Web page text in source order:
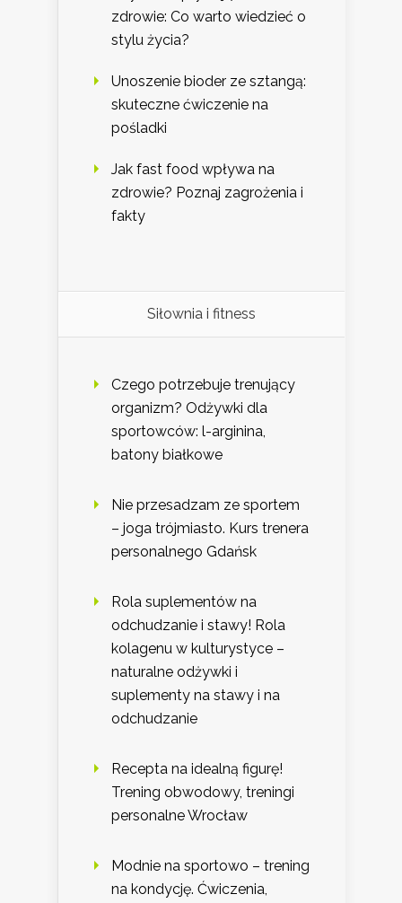
zdrowie: Co warto wiedzieć o
stylu życia?
Unoszenie bioder ze sztangą:
skuteczne ćwiczenie na
pośladki
Jak fast food wpływa na
zdrowie? Poznaj zagrożenia i
fakty
Siłownia i fitness
Czego potrzebuje trenujący
organizm? Odżywki dla
sportowców: l-arginina,
batony białkowe
Nie przesadzam ze sportem
– joga trójmiasto. Kurs trenera
personalnego Gdańsk
Rola suplementów na
odchudzanie i stawy! Rola
kolagenu w kulturystyce –
naturalne odżywki i
suplementy na stawy i na
odchudzanie
Recepta na idealną figurę!
Trening obwodowy, treningi
personalne Wrocław
Modnie na sportowo – trening
na kondycję. Ćwiczenia,